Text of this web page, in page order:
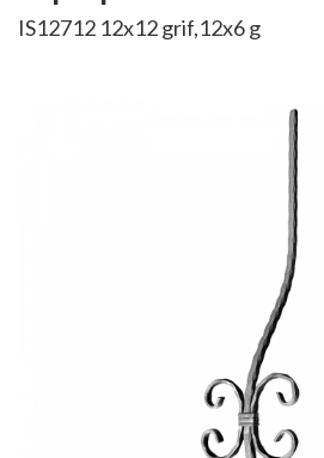
IS12712 12x12 grif,12x6 g